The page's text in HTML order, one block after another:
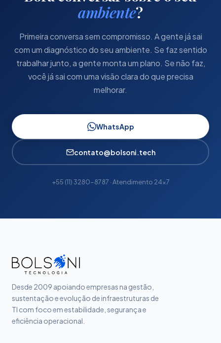
ambiente?
Primeira conversa sem compromisso. A gente já sai
com um diagnóstico do seu ambiente. Se faz sentido
trabalhar junto, a gente monta um plano. Se não faz,
você já sai com uma visão clara do que precisa
melhorar.
WhatsApp
contato@bolsoni.tech
+55 (11) 3280-8787 · Atendimento 24x7
Desde 2009 apoiando empresas na gestão,
sustentação e evolução de infraestruturas de
TI com foco em estabilidade, segurança e
eficiência operacional.